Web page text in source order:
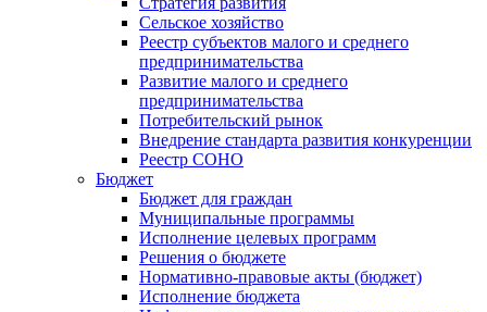
Сельское хозяйство
Реестр субъектов малого и среднего
предпринимательства
Развитие малого и среднего
предпринимательства
Потребительский рынок
Внедрение стандарта развития конкуренции
Реестр СОНО
Бюджет
Бюджет для граждан
Муниципальные программы
Исполнение целевых программ
Решения о бюджете
Нормативно-правовые акты (бюджет)
Исполнение бюджета